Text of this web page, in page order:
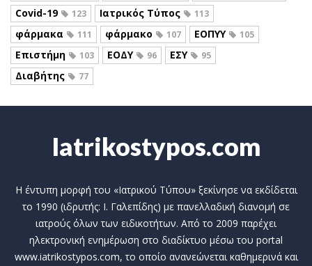
Covid-19 123 Ιατρικός Τύπος 113
φάρμακα 111 φάρμακο 107 ΕΟΠΥΥ 105
Επιστήμη 103 ΕΟΔΥ 96 ΕΣΥ 95
Διαβήτης 77
Iatrikostypos.com
Η έντυπη μορφή του «Ιατρικού Τύπου» ξεκίνησε να εκδίδεται
το 1990 (ιδρυτής: Ι. Γαλεπίδης) με πανελλαδική διανομή σε
ιατρούς όλων των ειδικοτήτων. Από το 2009 παρέχει
ηλεκτρονική ενημέρωση στο διαδίκτυο μέσω του portal
www.iatrikostypos.com, το οποίο ανανεώνεται καθημερινά και